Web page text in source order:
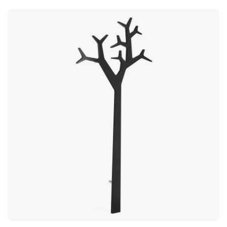
materiaalverspilling te beperken bestaat hij uit twee delen
gesneden uit één stuk metaal. Gemaakt met minimaal
materiaalverlies. Wordt geleverd als set van twee – elk deel is
45 cm lang. Modern, grafisch design.